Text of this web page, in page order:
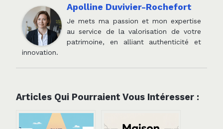
Apolline Duvivier-Rochefort
Je mets ma passion et mon expertise
au service de la valorisation de votre
patrimoine, en alliant authenticité et
innovation.
Articles Qui Pourraient Vous Intéresser :